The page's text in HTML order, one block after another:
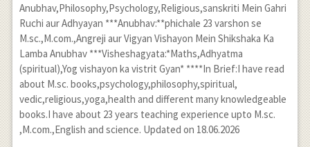
Anubhav,Philosophy,Psychology,Religious,sanskriti Mein Gahri
Ruchi aur Adhyayan ***Anubhav:**phichale 23 varshon se
M.sc.,M.com.,Angreji aur Vigyan Vishayon Mein Shikshaka Ka
Lamba Anubhav ***Visheshagyata:*Maths,Adhyatma
(spiritual),Yog vishayon ka vistrit Gyan* ****In Brief:I have read
about M.sc. books,psychology,philosophy,spiritual,
vedic,religious,yoga,health and different many knowledgeable
books.I have about 23 years teaching experience upto M.sc.
,M.com.,English and science. Updated on 18.06.2026